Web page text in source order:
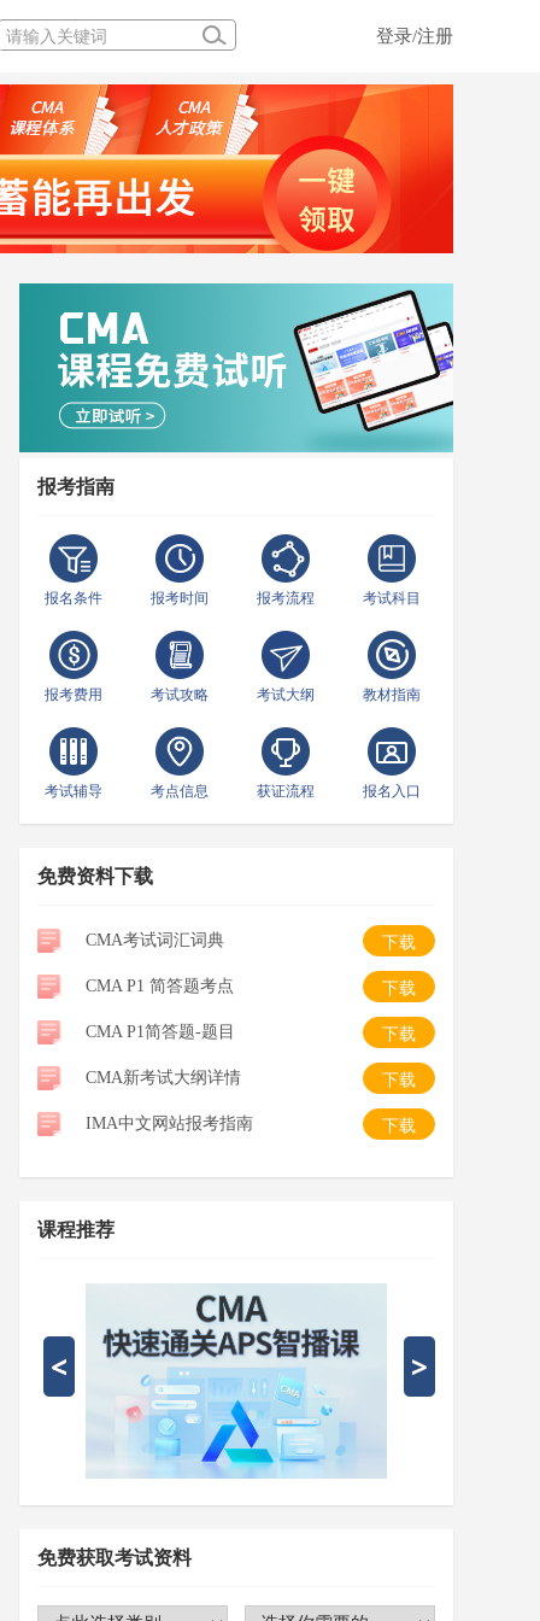
登录/注册
报考指南
报名条件 报考时间 报考流程 考试科目
报考费用 考试攻略 考试大纲 教材指南
考试辅导 考点信息 获证流程 报名入口
免费资料下载
CMA考试词汇词典 下载
CMA P1 简答题考点 下载
CMA P1简答题-题目 下载
CMA新考试大纲详情 下载
IMA中文网站报考指南 下载
课程推荐
免费获取考试资料